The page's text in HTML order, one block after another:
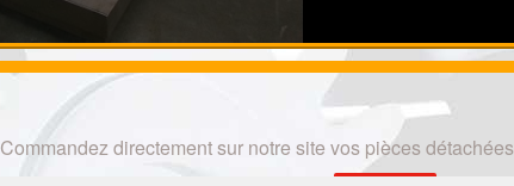
Commandez directement sur notre site vos pièces détachées